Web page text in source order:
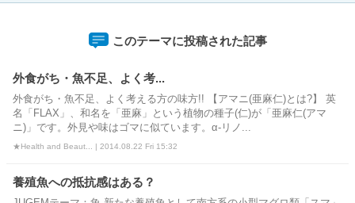
このテーマに投稿された記事
外食がち・魚不足、よく考...
外食がち・魚不足、よく考える方の味方!! 【アマニ(亜麻仁)とは?】 英
名「FLAX」、和名を「亜麻」という植物の種子(仁)が「亜麻仁(アマ
ニ)」です。外見や味はゴマに似ています。α-リノ...
★Health and Beaut... | 2014.08.22 Fri 15:32
養殖魚への抵抗感はある？